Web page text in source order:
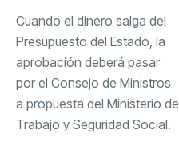
Cuando el dinero salga del
Presupuesto del Estado, la
aprobación deberá pasar
por el Consejo de Ministros
a propuesta del Ministerio de
Trabajo y Seguridad Social.